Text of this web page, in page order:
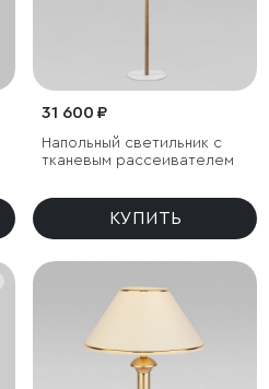
31 600 ₽
Напольный светильник с
тканевым рассеивателем
КУПИТЬ